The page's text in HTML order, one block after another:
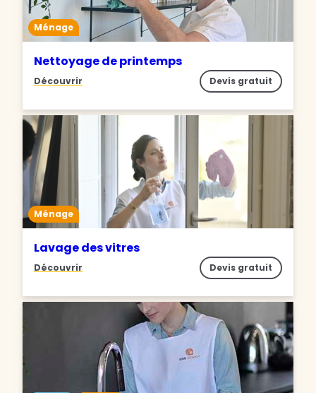
Ménage
Nettoyage de printemps
Découvrir Devis gratuit
Ménage
Lavage des vitres
Découvrir Devis gratuit